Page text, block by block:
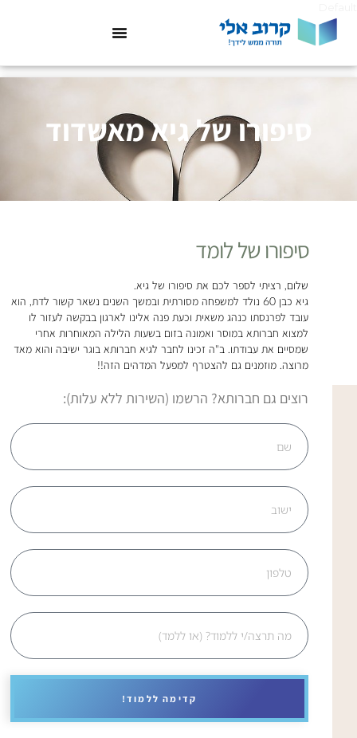
סיפורו של גיא מאשדוד
סיפורו של לומד
שלום, רציתי לספר לכם את סיפורו של גיא.
גיא כבן 60 נולד למשפחה מסורתית ובמשך השנים נשאר קשור לדת, הוא
עובד לפרנסתו כנהג משאית וכעת פנה אלינו לארגון בבקשה לעזור לו
למצוא חברותא במוסר ואמונה בזום בשעות הלילה המאוחרות אחרי
שמסיים את עבודתו. ב"ה זכינו לחבר לגיא חברותא בוגר ישיבה והוא מאד
מרוצה. מוזמנים גם להצטרף למפעל המדהים הזה!!
רוצים גם חברותא? הרשמו (השירות ללא עלות):
קדימה ללמוד!